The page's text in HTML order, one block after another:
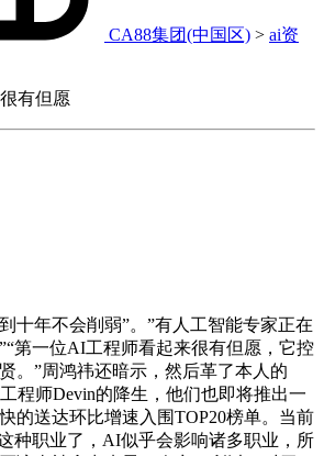
CA88集团(中国区) > ai资
有但愿
年不会削弱”。”有人工智能专家正在
第一位AI工程师看起来很有但愿，它控
。”周鸿祎还暗示，然后革了本人的
程师Devin的降生，他们也即将推出一
的送达环比增速入围TOP20榜单。当前
种职业了，AI似乎会影响诸多职业，所